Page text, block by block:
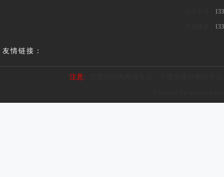
友情链接：
注意: